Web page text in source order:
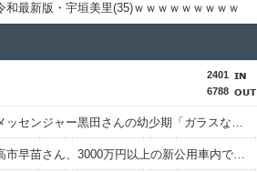
和最新版・宇垣美里(35)ｗｗｗｗｗｗｗｗｗ
2401
6788
【衝撃】メッセンジャー黒田さんの幼少期「ガラスないからカレンダー貼り付け」「トイレは悪夢」・・・・・・・・・
【悲報】高市早苗さん、3000万円以上の新公用車内で煙草を吸ってしまう・・・・・・・・・